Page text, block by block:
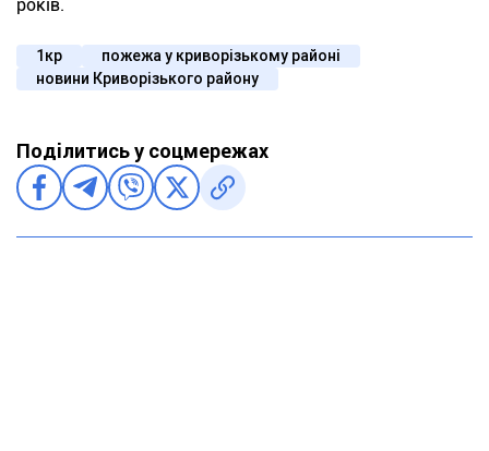
років.
1кр
пожежа у криворізькому районі
новини Криворізького району
Поділитись у соцмережах